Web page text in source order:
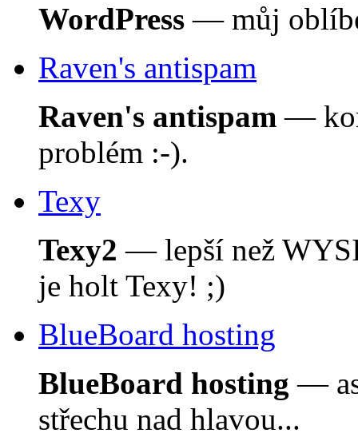
WordPress — můj
Raven's antispam
Raven's antispam —
problém :-).
Texy
Texy2 — lepší než
je holt Texy! ;)
BlueBoard hosting
BlueBoard hosting —
střechu nad hlavou...